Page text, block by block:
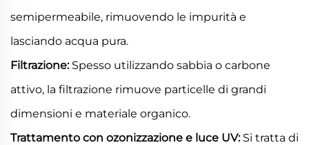
semipermeabile, rimuovendo le impurità e
lasciando acqua pura.
Filtrazione: Spesso utilizzando sabbia o carbone
attivo, la filtrazione rimuove particelle di grandi
dimensioni e materiale organico.
Trattamento con ozonizzazione e luce UV: Si tratta di